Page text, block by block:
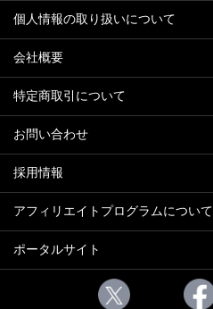
個人情報の取り扱いについて
会社概要
特定商取引について
お問い合わせ
採用情報
アフィリエイトプログラムについて
ポータルサイト